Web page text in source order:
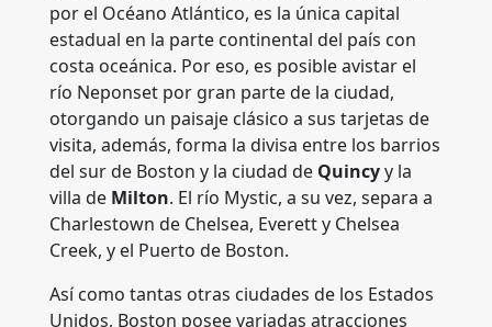
por el Océano Atlántico, es la única capital
estadual en la parte continental del país con
costa oceánica. Por eso, es posible avistar el
río Neponset por gran parte de la ciudad,
otorgando un paisaje clásico a sus tarjetas de
visita, además, forma la divisa entre los barrios
del sur de Boston y la ciudad de Quincyy la
villa de Milton. El río Mystic, a su vez, separa a
Charlestown de Chelsea, Everett y Chelsea
Creek, y el Puerto de Boston.
Así como tantas otras ciudades de los Estados
Unidos, Boston posee variadas atracciones